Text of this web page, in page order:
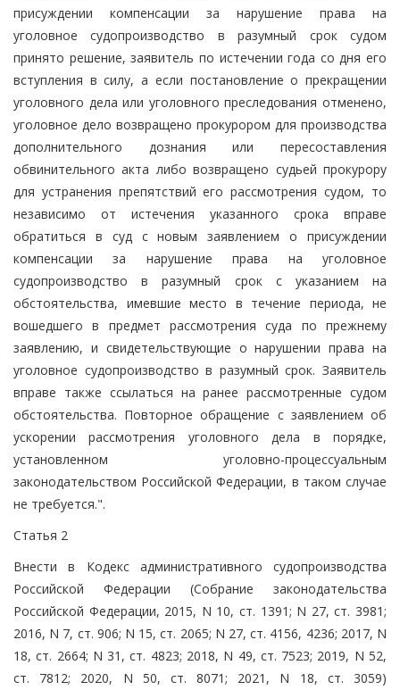
присуждении компенсации за нарушение права на
уголовное судопроизводство в разумный срок судом
принято решение, заявитель по истечении года со дня его
вступления в силу, а если постановление о прекращении
уголовного дела или уголовного преследования отменено,
уголовное дело возвращено прокурором для производства
дополнительного дознания или пересоставления
обвинительного акта либо возвращено судьей прокурору
для устранения препятствий его рассмотрения судом, то
независимо от истечения указанного срока вправе
обратиться в суд с новым заявлением о присуждении
компенсации за нарушение права на уголовное
судопроизводство в разумный срок с указанием на
обстоятельства, имевшие место в течение периода, не
вошедшего в предмет рассмотрения суда по прежнему
заявлению, и свидетельствующие о нарушении права на
уголовное судопроизводство в разумный срок. Заявитель
вправе также ссылаться на ранее рассмотренные судом
обстоятельства. Повторное обращение с заявлением об
ускорении рассмотрения уголовного дела в порядке,
установленном уголовно-процессуальным
законодательством Российской Федерации, в таком случае
не требуется.".
Статья 2
Внести в Кодекс административного судопроизводства
Российской Федерации (Собрание законодательства
Российской Федерации, 2015, N 10, ст. 1391; N 27, ст. 3981;
2016, N 7, ст. 906; N 15, ст. 2065; N 27, ст. 4156, 4236; 2017, N
18, ст. 2664; N 31, ст. 4823; 2018, N 49, ст. 7523; 2019, N 52,
ст. 7812; 2020, N 50, ст. 8071; 2021, N 18, ст. 3059)